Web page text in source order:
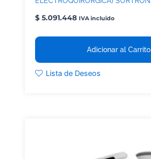
$ 5.091.448 IVA incluido
Adicionar al Carrito
Lista de Deseos